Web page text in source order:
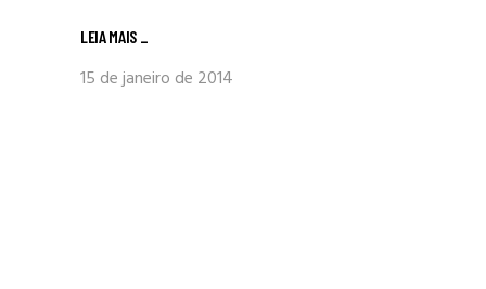
LEIA MAIS _
15 de janeiro de 2014